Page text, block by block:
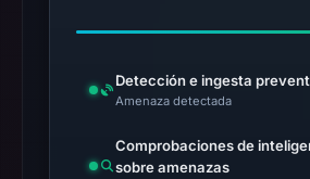
Detección e ingesta
Amenaza detectada
Comprobaciones de
sobre amenazas